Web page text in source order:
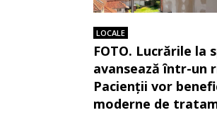
LOCALE
FOTO. Lucrările la
avansează într-un
Pacienții vor
moderne de